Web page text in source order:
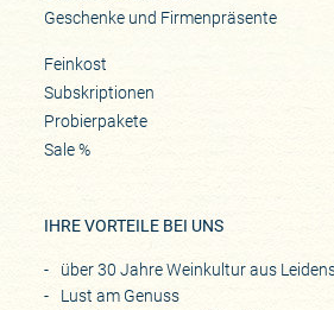
Geschenke und Firmenpräsente
Feinkost
Subskriptionen
Probierpakete
Sale %
IHRE VORTEILE BEI UNS
über 30 Jahre Weinkultur aus
Lust am Genuss